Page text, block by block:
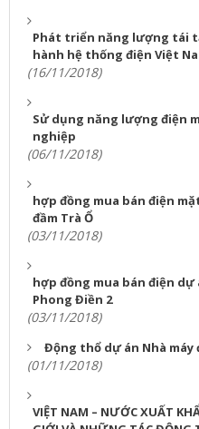
Phát triển năng lượng tái
hành hệ thống điện Việt
(16/11/2018)
Sử dụng năng lượng điện
nghiệp
(06/11/2018)
hợp đồng mua bán điện
đầm Trà Ổ
(03/11/2018)
hợp đồng mua bán điện
Phong Điền 2
(03/11/2018)
Động thổ dự án Nhà máy
(01/11/2018)
VIỆT NAM – NƯỚC XUẤT